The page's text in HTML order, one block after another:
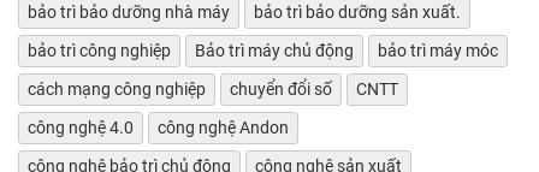
bảo trì bảo dưỡng nhà máy
bảo trì bảo dưỡng sản xuất.
bảo trì công nghiệp
Bảo trì máy chủ động
bảo trì máy móc
cách mạng công nghiệp
chuyển đổi số
CNTT
công nghệ 4.0
công nghệ Andon
công nghệ bảo trì chủ động
công nghệ sản xuất